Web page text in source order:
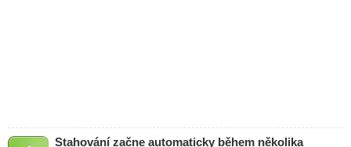
Stahování začne automaticky během několika